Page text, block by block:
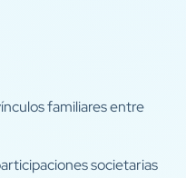
familiares entre
societarias